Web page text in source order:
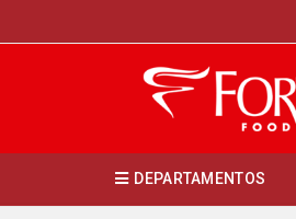
DEPARTAMENTOS